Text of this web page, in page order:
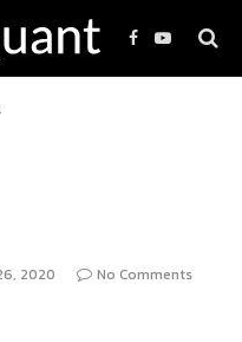
Facebook
YouTube
2020
No Comments